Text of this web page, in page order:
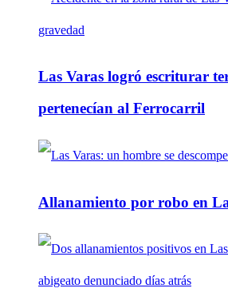
Las Varas logró escriturar
pertenecían al Ferrocarril
Allanamiento por robo en